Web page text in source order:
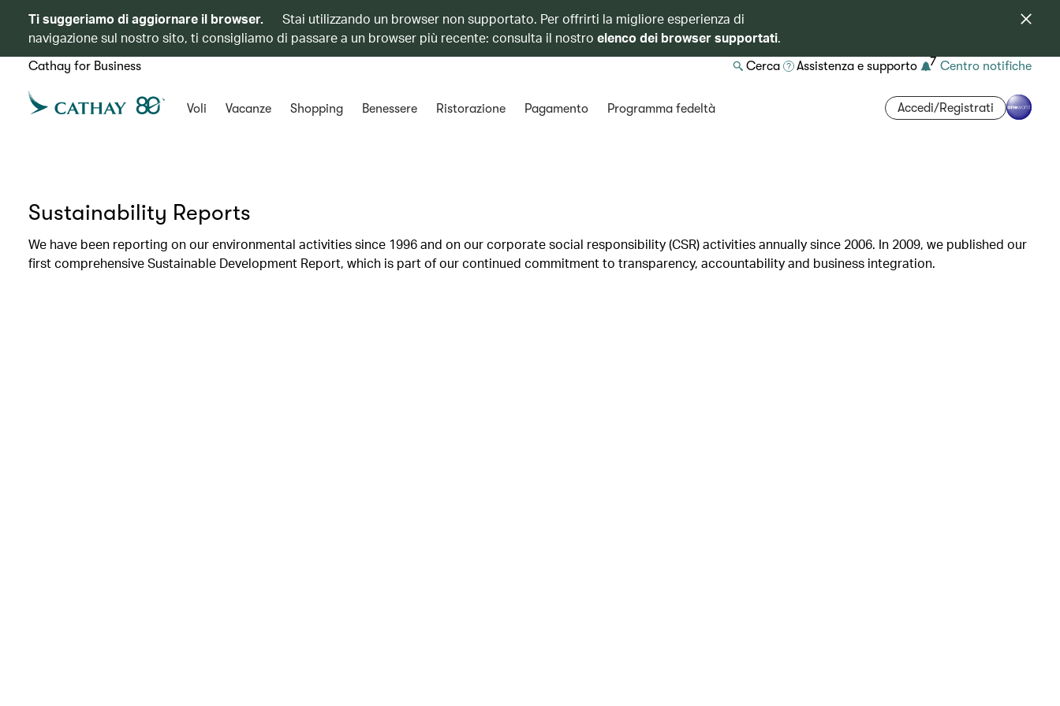
Ti suggeriamo di aggiornare il browser.
Stai utilizzando un browser non supportato. Per offrirti la migliore esperienza di
navigazione sul nostro sito, ti consigliamo di passare a un browser più recente: consulta il nostro elenco dei browser supportati.
Cathay for Business Cerca Assistenza e supporto 7 Centro notifiche
Voli Vacanze Shopping Benessere Ristorazione Pagamento Programma fedeltà Accedi/Registrati
Sustainability Reports
We have been reporting on our environmental activities since 1996 and on our corporate social responsibility (CSR) activities annually since 2006. In 2009, we published our
first comprehensive Sustainable Development Report, which is part of our continued commitment to transparency, accountability and business integration.